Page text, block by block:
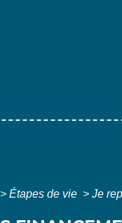
> Étapes de vie > Je